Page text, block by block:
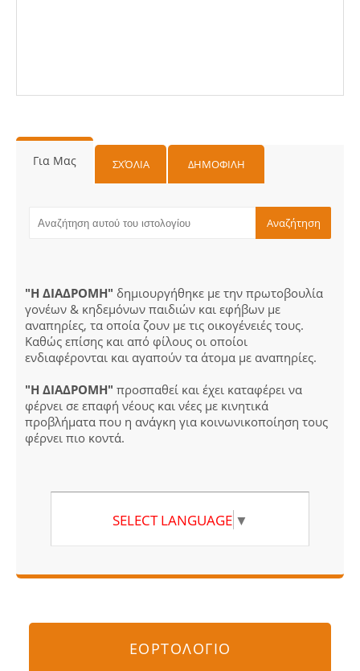
Για Μας ΣΧΌΛΙΑ ΔΗΜΟΦΙΛΗ
"Η ΔΙΑΔΡΟΜΗ" δημιουργήθηκε με την πρωτοβουλία
γονέων & κηδεμόνων παιδιών και εφήβων με
αναπηρίες, τα οποία ζουν με τις οικογένειές τους.
Καθώς επίσης και από φίλους οι οποίοι
ενδιαφέρονται και αγαπούν τα άτομα με αναπηρίες.
"Η ΔΙΑΔΡΟΜΗ" προσπαθεί και έχει καταφέρει να
φέρνει σε επαφή νέους και νέες με κινητικά
προβλήματα που η ανάγκη για κοινωνικοποίηση τους
φέρνει πιο κοντά.
SELECT LANGUAGE ▼
ΕΟΡΤΟΛΟΓΙΟ